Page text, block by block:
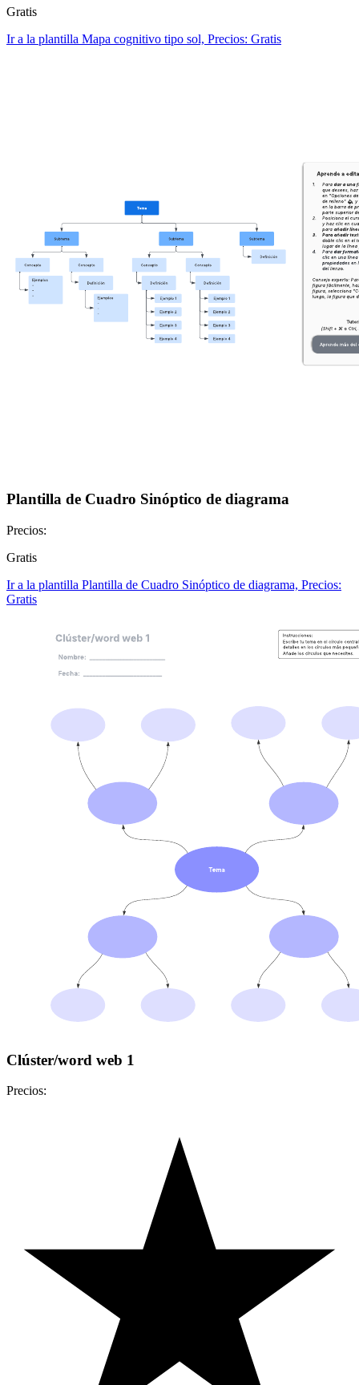
Gratis
Ir a la plantilla Mapa cognitivo tipo sol, Precios: Gratis
Plantilla de Cuadro Sinóptico de diagrama
Precios:
Gratis
Ir a la plantilla Plantilla de Cuadro Sinóptico de diagrama, Precios:
Gratis
Clúster/word web 1
Precios: